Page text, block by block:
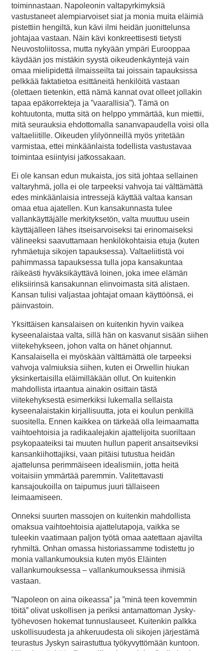
toiminnastaan. Napoleonin valtapyrkimyksiä
vastustaneet alempiarvoiset siat ja monia muita eläimiä
pistettiin hengiltä, kun kävi ilmi heidän juonittelunsa
johtajaa vastaan. Näin kävi konkreettisesti tietysti
Neuvostoliitossa, mutta nykyään ympäri Eurooppaa
käydään jos mistäkin syystä oikeudenkäyntejä vain
omaa mielipidettä ilmaisseilta tai joissain tapauksissa
pelkkää faktatietoa esittäneitä henkilöitä vastaan
(olettaen tietenkin, että nämä kannat ovat olleet jollakin
tapaa epäkorrekteja ja ”vaarallisia”). Tämä on
kohtuutonta, mutta sitä on helppo ymmärtää, kun miettii,
mitä seurauksia ehdottomalla sananvapaudella voisi olla
valtaeliitille. Oikeuden ylilyönneillä myös yritetään
varmistaa, ettei minkäänlaista todellista vastustavaa
toimintaa esiintyisi jatkossakaan.
Ei ole kansan edun mukaista, jos sitä johtaa sellainen
valtaryhmä, jolla ei ole tarpeeksi vahvoja tai välttämättä
edes minkäänlaisia intressejä käyttää valtaa kansan
omaa etua ajatellen. Kun kansakunnasta tulee
vallankäyttäjälle merkityksetön, valta muuttuu usein
käyttäjälleen lähes itseisarvoiseksi tai erinomaiseksi
välineeksi saavuttamaan henkilökohtaisia etuja (kuten
ryhmäetuja sikojen tapauksessa). Valtaeliitistä voi
pahimmassa tapauksessa tulla jopa kansakuntaa
räikeästi hyväksikäyttävä loinen, joka imee elämän
eliksiirinsä kansakunnan elinvoimasta sitä alistaen.
Kansan tulisi valjastaa johtajat omaan käyttöönsä, ei
päinvastoin.
Yksittäisen kansalaisen on kuitenkin hyvin vaikea
kyseenalaistaa valta, sillä hän on kasvanut sisään siihen
viitekehykseen, johon valta on hänet ohjannut.
Kansalaisella ei myöskään välttämättä ole tarpeeksi
vahvoja valmiuksia siihen, kuten ei Orwellin hiukan
yksinkertaisilla eläimilläkään ollut. On kuitenkin
mahdollista irtaantua ainakin osittain tästä
viitekehyksestä esimerkiksi lukemalla sellaista
kyseenalaistakin kirjallisuutta, jota ei koulun penkillä
suositella. Ennen kaikkea on tärkeää olla leimaamatta
vaihtoehtoisia ja radikaalejakin ajattelijoita suoriltaan
psykopaateiksi tai muuten hullun paperit ansaitseviksi
kansankiihottajiksi, vaan pitäisi tutustua heidän
ajattelunsa perimmäiseen idealismiin, jotta heitä
voitaisiin ymmärtää paremmin. Valitettavasti
kansajoukoilla on taipumus juuri tällaiseen
leimaamiseen.
Onneksi suurten massojen on kuitenkin mahdollista
omaksua vaihtoehtoisia ajattelutapoja, vaikka se
tuleekin vaatimaan paljon työtä omaa aatettaan ajavilta
ryhmiltä. Onhan omassa historiassamme todistettu jo
monia vallankumouksia kuten myös Eläinten
vallankumouksessa – vallankumouksessa ihmisiä
vastaan.
”Napoleon on aina oikeassa” ja ”minä teen kovemmin
töitä” olivat uskollisen ja periksi antamattoman Jysky-
työhevosen hokemat tunnuslauseet. Kuitenkin palkka
uskollisuudesta ja ahkeruudesta oli sikojen järjestämä
teurastus Jyskyn sairastuttua työkyvyttömään kuntoon.